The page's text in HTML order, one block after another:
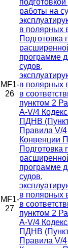
работы на
в полярных
MF1-
26
Подготовка
программе
судов,
в полярных
в
пунктом 2
A-V/4
ПДНВ
Правила V/4
Конвенции
MF1-
27
Подготовка
программе
судов,
в полярных
в
пунктом 2
A-V/4
ПДНВ
Правила V/4